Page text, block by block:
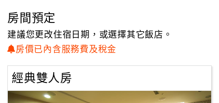
顧
服
務
顧
選擇富悅，富足喜悅。
房間預定
建議您更改住宿日期，或選擇其它飯店。
房價已內含服務費及稅金
經典雙人房